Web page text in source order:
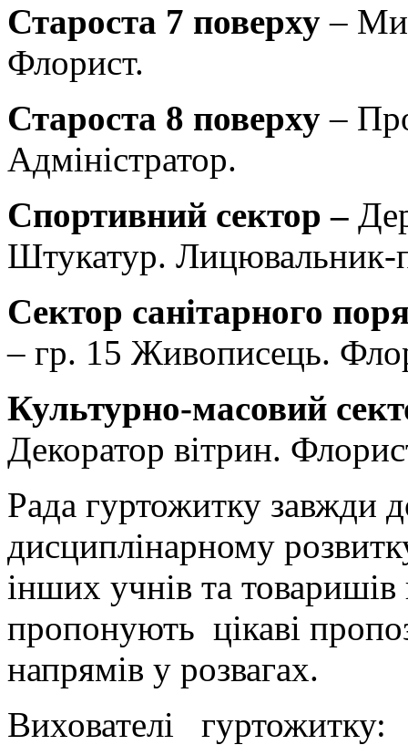
Староста 7 поверху –
Флорист.
Староста 8 поверху –
Адміністратор.
Спортивний сектор –
Штукатур. Лицювальник-
Сектор санітарного
– гр. 15 Живописець.
Культурно-масовий
Декоратор вітрин.
Рада гуртожитку завжди
дисциплінарному
інших учнів та
пропонують цікаві
напрямів у розвагах.
Вихователі гуртожитку: